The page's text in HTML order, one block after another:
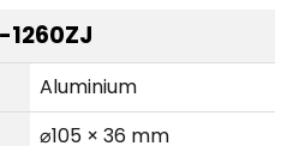
1260ZJ
Aluminium
⌀105 × 36 mm